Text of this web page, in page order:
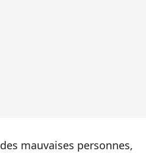
mauvaises personnes,